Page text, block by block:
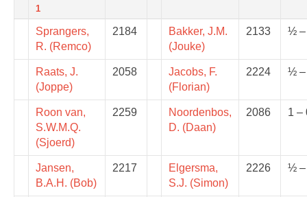
1
Sprangers,
R. (Remco)
2184
Bakker, J.M.
(Jouke)
2133 ½
Raats, J.
(Joppe)
2058
Jacobs, F.
(Florian)
2224 ½
Roon van,
S.W.M.Q.
(Sjoerd)
2259
Noordenbos,
D. (Daan)
2086 1 –
Jansen,
B.A.H. (Bob)
2217
Elgersma,
S.J. (Simon)
2226 ½